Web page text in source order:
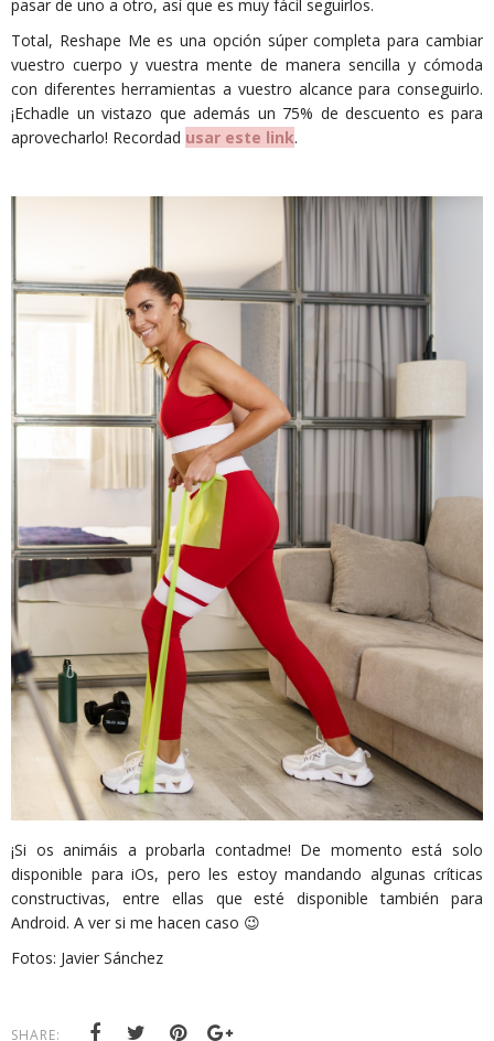
pasar de uno a otro, así que es muy fácil seguirlos.
Total, Reshape Me es una opción súper completa para cambiar
vuestro cuerpo y vuestra mente de manera sencilla y cómoda
con diferentes herramientas a vuestro alcance para conseguirlo.
¡Echadle un vistazo que además un 75% de descuento es para
aprovecharlo! Recordad usar este link.
¡Si os animáis a probarla contadme! De momento está solo
disponible para iOs, pero les estoy mandando algunas críticas
constructivas, entre ellas que esté disponible también para
Android. A ver si me hacen caso 😉
Fotos: Javier Sánchez
SHARE: